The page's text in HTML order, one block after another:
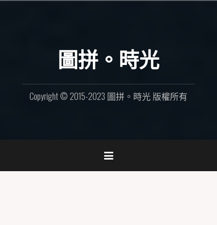
圖拼。時光
Copyright © 2015-2023 圖拼。時光 版權所有